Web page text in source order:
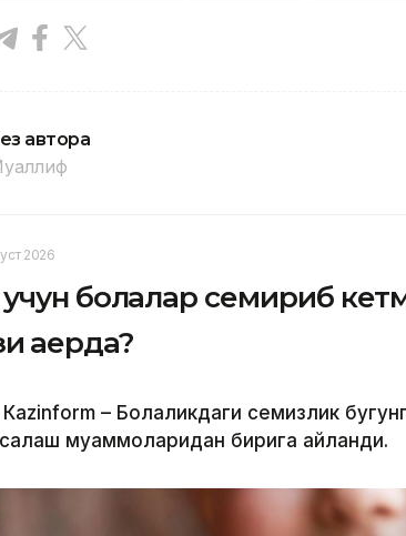
автора
2026
болалар семириб
қаерда?
Кazinform – Болаликдаги семизлик
сақлаш муаммоларидан бирига айланди.